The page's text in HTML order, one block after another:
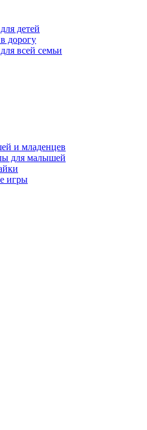
детей
дорогу
всей семьи
и младенцев
для малышей
игры